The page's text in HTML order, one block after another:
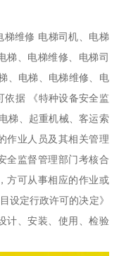
维修 电梯司机、电梯
梯、电梯维修、电梯司
、电梯、电梯维修、电
依据 《特种设备安全监
梯、起重机械、客运索
作业人员及其相关管理
全监督管理部门考核合
方可从事相应的作业或
设定行政许可的决定》
计、安装、使用、检验